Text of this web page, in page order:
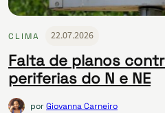
CLIMA 22.07.2026
Falta de planos
periferias do N e NE
porGiovanna Carneiro